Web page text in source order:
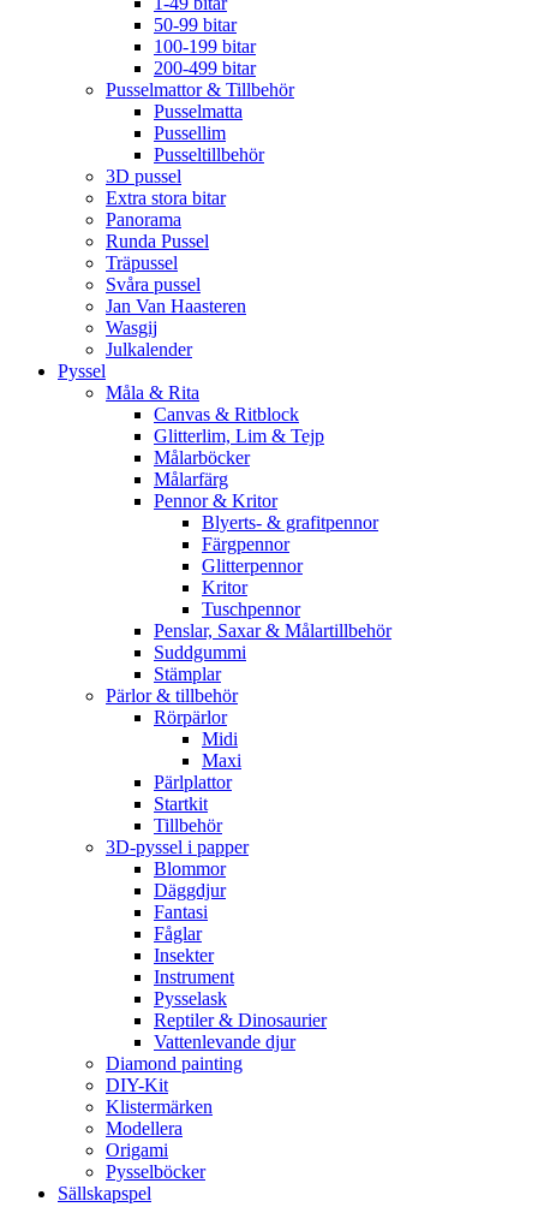
50-99 bitar
100-199 bitar
200-499 bitar
Pusselmattor & Tillbehör
Pusselmatta
Pussellim
Pusseltillbehör
3D pussel
Extra stora bitar
Panorama
Runda Pussel
Träpussel
Svåra pussel
Jan Van Haasteren
Wasgij
Julkalender
Pyssel
Måla & Rita
Canvas & Ritblock
Glitterlim, Lim & Tejp
Målarböcker
Målarfärg
Pennor & Kritor
Blyerts- & grafitpennor
Färgpennor
Glitterpennor
Kritor
Tuschpennor
Penslar, Saxar & Målartillbehör
Suddgummi
Stämplar
Pärlor & tillbehör
Rörpärlor
Midi
Maxi
Pärlplattor
Startkit
Tillbehör
3D-pyssel i papper
Blommor
Däggdjur
Fantasi
Fåglar
Insekter
Instrument
Pysselask
Reptiler & Dinosaurier
Vattenlevande djur
Diamond painting
DIY-Kit
Klistermärken
Modellera
Origami
Pysselböcker
Sällskapspel